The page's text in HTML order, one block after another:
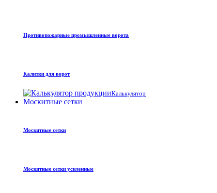
Противопожарные промышленные ворота
Калитки для ворот
Калькулятор
Москитные сетки
Москитные сетки
Москитные сетки усиленные